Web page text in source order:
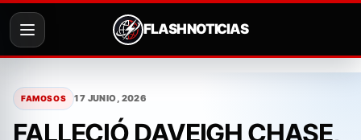
contenido
FLASH NOTICIAS
FAMOSOS 17 JUNIO, 2026
FALLECIÓ DAVEIGH CHASE,